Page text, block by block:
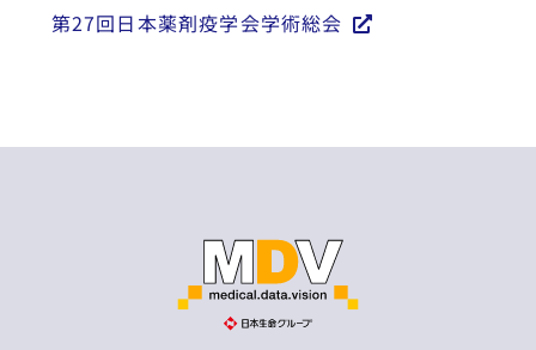
第27回日本薬剤疫学会学術総会